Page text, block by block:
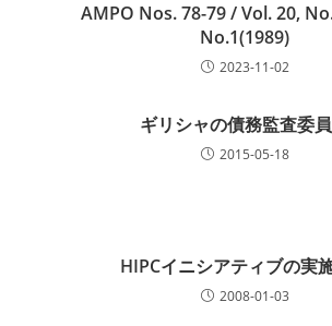
AMPO Nos. 78-79 / Vol. 20,
No.1(1989)
2023-11-02
ギリシャの債務監査委
2015-05-18
HIPCイニシアティブの実
2008-01-03